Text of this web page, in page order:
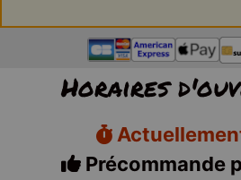
Horaires
Précommande